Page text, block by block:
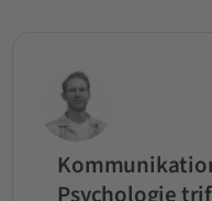
Psychologie